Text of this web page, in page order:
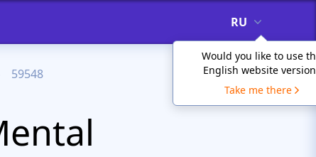
RU
Would you like to use
English website
Take me there
59548